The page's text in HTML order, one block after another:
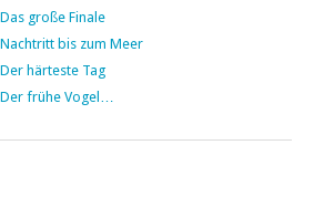
große Finale
bis zum Meer
härteste Tag
Der frühe Vogel…